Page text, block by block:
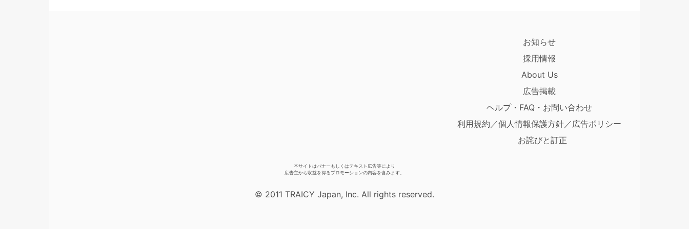
お知らせ
採用情報
About Us
広告掲載
ヘルプ・FAQ・お問い合わせ
利用規約／個人情報保護方針／広告ポリシー
お詫びと訂正
本サイトはバナーもしくはテキスト広告等により
広告主から収益を得るプロモーションの内容を含みます。
© 2011 TRAICY Japan, Inc. All rights reserved.